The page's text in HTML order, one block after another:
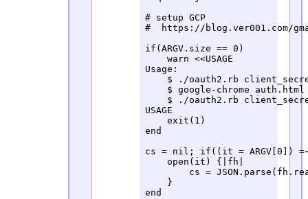
# setup GCP
#  https://blog.ver001.com/
if(ARGV.size == 0)
    warn <<USAGE
Usage:
$ ./oauth2.rb
    $ google-chrome auth.html
$ ./oauth2.rb
USAGE
    exit(1)
end
cs = nil; if((it = ARGV[0])
    open(it) {|fh|
cs =
    }
end